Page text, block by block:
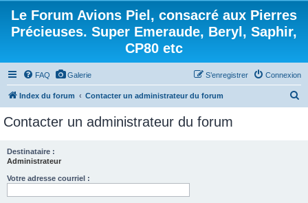
Le Forum Avions Piel, consacré aux Pierres
Précieuses. Super Emeraude, Beryl, Saphir,
CP80 etc
FAQ Galerie Connexion
S’enregistrer
Index du forum Contacter un administrateur du forum
Contacter un administrateur du forum
Destinataire :
Administrateur
Votre adresse courriel :